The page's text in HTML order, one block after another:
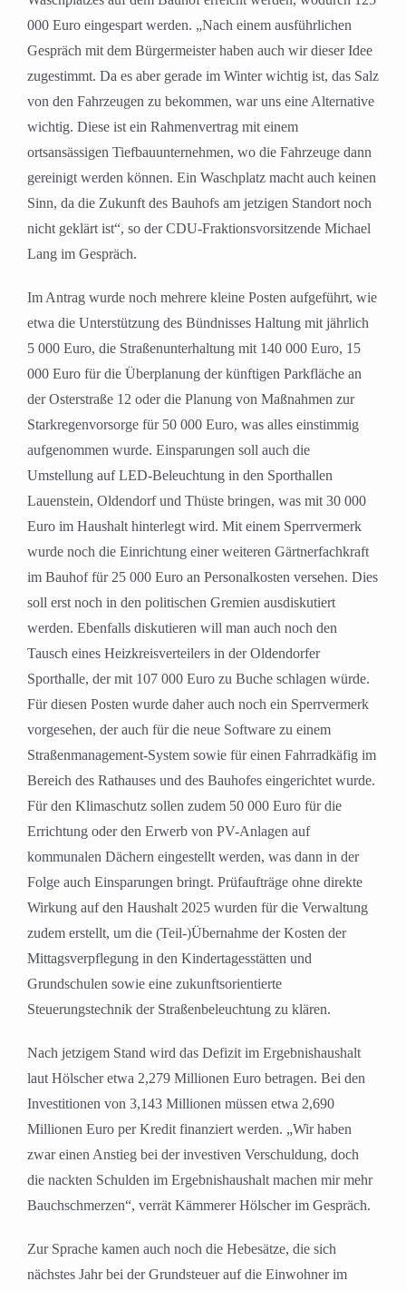
000 Euro eingespart werden. „Nach einem ausführlichen
Gespräch mit dem Bürgermeister haben auch wir dieser Idee
zugestimmt. Da es aber gerade im Winter wichtig ist, das Salz
von den Fahrzeugen zu bekommen, war uns eine Alternative
wichtig. Diese ist ein Rahmenvertrag mit einem
ortsansässigen Tiefbauunternehmen, wo die Fahrzeuge dann
gereinigt werden können. Ein Waschplatz macht auch keinen
Sinn, da die Zukunft des Bauhofs am jetzigen Standort noch
nicht geklärt ist“, so der CDU-Fraktionsvorsitzende Michael
Lang im Gespräch.
Im Antrag wurde noch mehrere kleine Posten aufgeführt, wie
etwa die Unterstützung des Bündnisses Haltung mit jährlich
5 000 Euro, die Straßenunterhaltung mit 140 000 Euro, 15
000 Euro für die Überplanung der künftigen Parkfläche an
der Osterstraße 12 oder die Planung von Maßnahmen zur
Starkregenvorsorge für 50 000 Euro, was alles einstimmig
aufgenommen wurde. Einsparungen soll auch die
Umstellung auf LED-Beleuchtung in den Sporthallen
Lauenstein, Oldendorf und Thüste bringen, was mit 30 000
Euro im Haushalt hinterlegt wird. Mit einem Sperrvermerk
wurde noch die Einrichtung einer weiteren Gärtnerfachkraft
im Bauhof für 25 000 Euro an Personalkosten versehen. Dies
soll erst noch in den politischen Gremien ausdiskutiert
werden. Ebenfalls diskutieren will man auch noch den
Tausch eines Heizkreisverteilers in der Oldendorfer
Sporthalle, der mit 107 000 Euro zu Buche schlagen würde.
Für diesen Posten wurde daher auch noch ein Sperrvermerk
vorgesehen, der auch für die neue Software zu einem
Straßenmanagement-System sowie für einen Fahrradkäfig im
Bereich des Rathauses und des Bauhofes eingerichtet wurde.
Für den Klimaschutz sollen zudem 50 000 Euro für die
Errichtung oder den Erwerb von PV-Anlagen auf
kommunalen Dächern eingestellt werden, was dann in der
Folge auch Einsparungen bringt. Prüfaufträge ohne direkte
Wirkung auf den Haushalt 2025 wurden für die Verwaltung
zudem erstellt, um die (Teil-)Übernahme der Kosten der
Mittagsverpflegung in den Kindertagesstätten und
Grundschulen sowie eine zukunftsorientierte
Steuerungstechnik der Straßenbeleuchtung zu klären.
Nach jetzigem Stand wird das Defizit im Ergebnishaushalt
laut Hölscher etwa 2,279 Millionen Euro betragen. Bei den
Investitionen von 3,143 Millionen müssen etwa 2,690
Millionen Euro per Kredit finanziert werden. „Wir haben
zwar einen Anstieg bei der investiven Verschuldung, doch
die nackten Schulden im Ergebnishaushalt machen mir mehr
Bauchschmerzen“, verrät Kämmerer Hölscher im Gespräch.
Zur Sprache kamen auch noch die Hebesätze, die sich
nächstes Jahr bei der Grundsteuer auf die Einwohner im